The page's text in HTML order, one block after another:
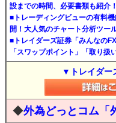
設までの時間、必要書類も紹介！
■トレーディングビューの有料
開！大人気のチャート分析ツー
■トレイダーズ証券「みんなの
「スワップポイント」「取り扱
▼トレイダー
◆外為どっとコム「